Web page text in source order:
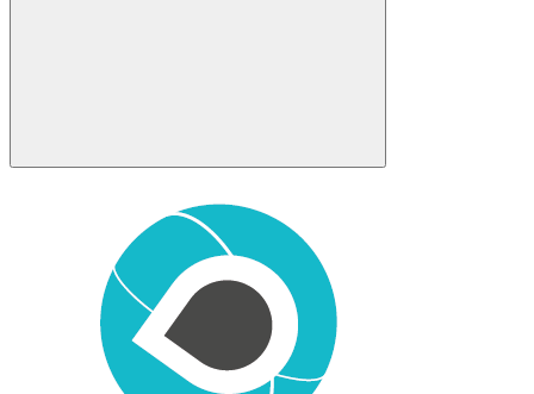
Buscar